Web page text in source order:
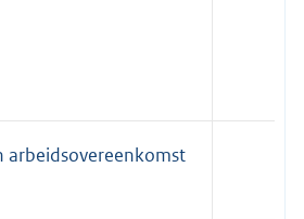
arbeidsovereenkomst